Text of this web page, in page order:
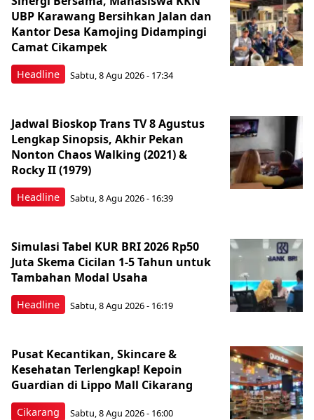
Headline
UBP Karawang Bersihkan Jalan dan
Kantor Desa Kamojing Didampingi
Camat Cikampek
Sabtu, 8 Agu 2026 - 17:34
Headline
Jadwal Bioskop Trans TV 8 Agustus
Lengkap Sinopsis, Akhir Pekan
Nonton Chaos Walking (2021) &
Rocky II (1979)
Sabtu, 8 Agu 2026 - 16:39
Headline
Simulasi Tabel KUR BRI 2026 Rp50
Juta Skema Cicilan 1-5 Tahun untuk
Tambahan Modal Usaha
Sabtu, 8 Agu 2026 - 16:19
Cikarang
Pusat Kecantikan, Skincare &
Kesehatan Terlengkap! Kepoin
Guardian di Lippo Mall Cikarang
Sabtu, 8 Agu 2026 - 16:00